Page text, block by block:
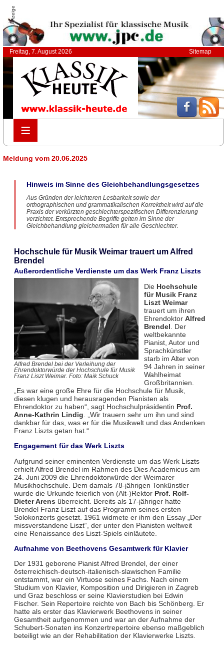
Anzeige
Freitag, 7. August 2026 Sitemap
≡
≡
Meldung vom 20.06.2025
Hinweis im Sinne des Gleichbehandlungsgesetzes
Aus Gründen der leichteren Lesbarkeit sowie der
orthographischen und grammatikalischen Korrektheit wird auf die
Praxis der verkürzten geschlechterspezifischen Differenzierung
verzichtet. Entsprechende Begriffe gelten im Sinne der
Gleichbehandlung gleichermaßen für alle Geschlechter.
Hochschule für Musik Weimar trauert um Alfred
Brendel
Außerordentliche Verdienste um das Werk Franz Liszts
Alfred Brendel bei der Verleihung der
Ehrendoktorwürde der Hochschule für Musik
Franz Liszt Weimar. Foto: Maik Schuck
Die Hochschule
für Musik Franz
Liszt Weimar
trauert um ihren
Ehrendoktor Alfred
Brendel . Der
weltbekannte
Pianist, Autor und
Sprachkünstler
starb im Alter von
94 Jahren in seiner
Wahlheimat
Großbritannien.
„Es war eine große Ehre für die Hochschule für Musik,
diesen klugen und herausragenden Pianisten als
Ehrendoktor zu haben“, sagt Hochschulpräsidentin Prof.
Anne-Kathrin Lindig . „Wir trauern sehr um ihn und sind
dankbar für das, was er für die Musikwelt und das Andenken
Franz Liszts getan hat.“
Engagement für das Werk Liszts
Aufgrund seiner eminenten Verdienste um das Werk Liszts
erhielt Alfred Brendel im Rahmen des Dies Academicus am
24. Juni 2009 die Ehrendoktorwürde der Weimarer
Musikhochschule. Dem damals 78-jährigen Tonkünstler
wurde die Urkunde feierlich von (Alt-)Rektor Prof. Rolf-
Dieter Arens überreicht. Bereits als 17-jähriger hatte
Brendel Franz Liszt auf das Programm seines ersten
Solokonzerts gesetzt. 1961 widmete er ihm den Essay „Der
missverstandene Liszt“, der unter den Pianisten weltweit
eine Renaissance des Liszt-Spiels einläutete.
Aufnahme von Beethovens Gesamtwerk für Klavier
Der 1931 geborene Pianist Alfred Brendel, der einer
österreichisch-deutsch-italienisch-slawischen Familie
entstammt, war ein Virtuose seines Fachs. Nach einem
Studium von Klavier, Komposition und Dirigieren in Zagreb
und Graz beschloss er seine Klavierstudien bei Edwin
Fischer. Sein Repertoire reichte von Bach bis Schönberg. Er
hatte als erster das Klavierwerk Beethovens in seiner
Gesamtheit aufgenommen und war an der Aufnahme der
Schubert-Sonaten ins Konzertrepertoire ebenso maßgeblich
beteiligt wie an der Rehabilitation der Klavierwerke Liszts.